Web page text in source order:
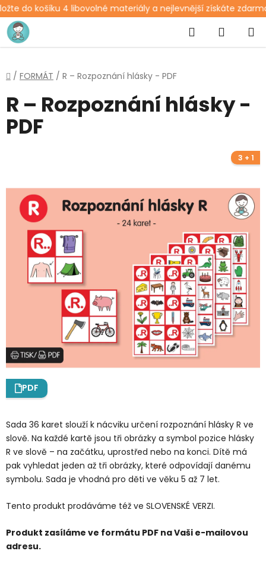
do košíku 4 libovolné materiály a nejlevnější získáte
Přejít
na
obsah
Hledat
KOŠÍK
Domů
/ FORMÁT / R – Rozpoznání hlásky - PDF
Sada 36 karet slouží k nácviku určení rozpoznání hlásky R ve
slově. Na každé kartě jsou tři obrázky a symbol pozice hlásky
R ve slově – na začátku, uprostřed nebo na konci. Dítě má
pak vyhledat jeden až tři obrázky, které odpovídají danému
symbolu. Sada je vhodná pro děti ve věku 5 až 7 let.
Tento produkt prodáváme též ve SLOVENSKÉ VERZI.
Produkt zasíláme ve formátu PDF na Vaši e-mailovou
adresu.
R – Rozpoznání hlásky -
PDF
3 + 1
PDF